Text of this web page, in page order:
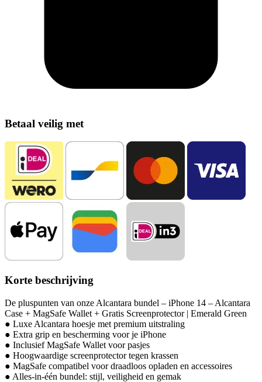
Betaal veilig met
Korte beschrijving
De pluspunten van onze Alcantara bundel – iPhone 14 – Alcantara
Case + MagSafe Wallet + Gratis Screenprotector | Emerald Green
● Luxe Alcantara hoesje met premium uitstraling
● Extra grip en bescherming voor je iPhone
● Inclusief MagSafe Wallet voor pasjes
● Hoogwaardige screenprotector tegen krassen
● MagSafe compatibel voor draadloos opladen en accessoires
● Alles-in-één bundel: stijl, veiligheid en gemak